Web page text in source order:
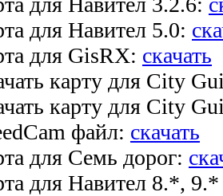
для Навител 5.0:
для GisRX: скачать
карту для City
карту для City
файл: скачать
для Семь дорог:
для Навител 8.*,